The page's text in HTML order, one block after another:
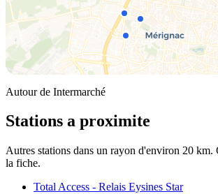
Autour de Intermarché
Stations a proximite
Autres stations dans un rayon d'environ 20
la fiche.
Total Access - Relais Eysines Star